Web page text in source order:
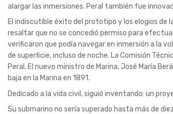
alargar las inmersiones. Peral también fue
El indiscutible éxito del prototipo y los elogios de
resaltar que no se concedió permiso para
verificaron que podía navegar en inmersión a la
de superficie, incluso de noche. La Comisión
Peral. El nuevo ministro de Marina, José María
baja en la Marina en 1891.
Dedicado a la vida civil, siguió inventando: un
Su submarino no sería superado hasta más de